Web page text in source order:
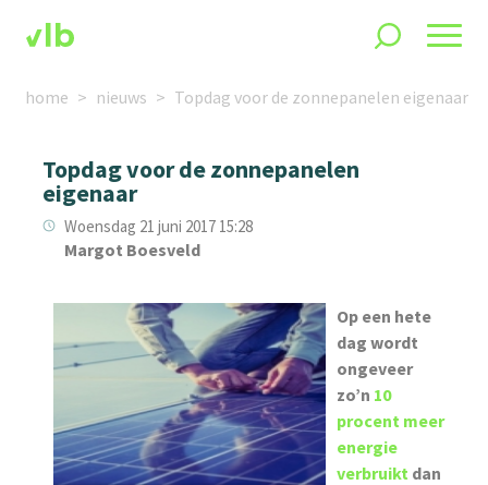
home nieuws Topdag voor de zonnepanelen eigenaar
Topdag voor de zonnepanelen
eigenaar
Woensdag 21 juni 2017 15:28
Margot Boesveld
Op een hete
dag wordt
ongeveer
zo’n 10
procent meer
energie
verbruikt dan